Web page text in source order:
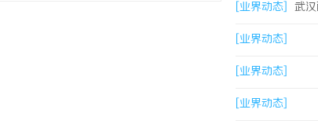
[业界动态] 武
[业界动态]
[业界动态]
[业界动态]